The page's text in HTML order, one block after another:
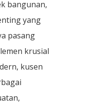
bangunan,
yang
pasang
krusial
kusen